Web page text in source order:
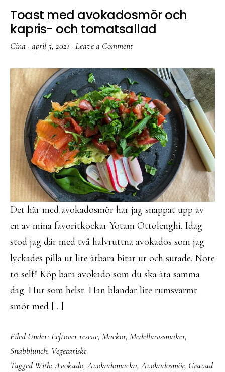
Toast med avokadosmör och
kapris- och tomatsallad
Cina · april 5, 2021 · Leave a Comment
Det här med avokadosmör har jag snappat upp av
en av mina favoritkockar Yotam Ottolenghi. Idag
stod jag där med två halvruttna avokados som jag
lyckades pilla ut lite ätbara bitar ur och surade. Note
to self! Köp bara avokado som du ska äta samma
dag. Hur som helst. Han blandar lite rumsvarmt
smör med […]
Filed Under: Leftover rescue, Mackor, Medelhavssmaker,
Snabblunch, Vegetariskt
Tagged With:Avokado,Avokadomacka,Avokadosmör, Gravad